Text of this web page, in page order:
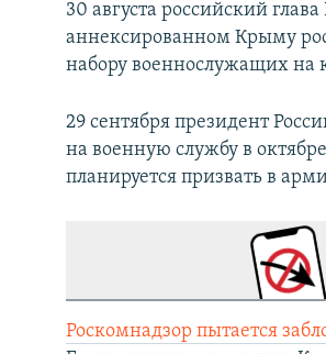
30 августа российский
аннексированном Крыму
набору военнослужащих на
29 сентября президент
на военную службу в
планируется призвать в
Роскомнадзор пытается